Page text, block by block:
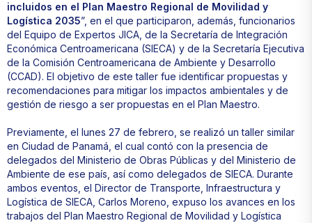
incluidos en el Plan Maestro Regional de Movilidad y
Logística 2035”, en el que participaron, además, funcionarios
del Equipo de Expertos JICA, de la Secretaría de Integración
Económica Centroamericana (SIECA) y de la Secretaría Ejecutiva
de la Comisión Centroamericana de Ambiente y Desarrollo
(CCAD). El objetivo de este taller fue identificar propuestas y
recomendaciones para mitigar los impactos ambientales y de
gestión de riesgo a ser propuestas en el Plan Maestro.
Previamente, el lunes 27 de febrero, se realizó un taller similar
en Ciudad de Panamá, el cual contó con la presencia de
delegados del Ministerio de Obras Públicas y del Ministerio de
Ambiente de ese país, así como delegados de SIECA. Durante
ambos eventos, el Director de Transporte, Infraestructura y
Logística de SIECA, Carlos Moreno, expuso los avances en los
trabajos del Plan Maestro Regional de Movilidad y Logística